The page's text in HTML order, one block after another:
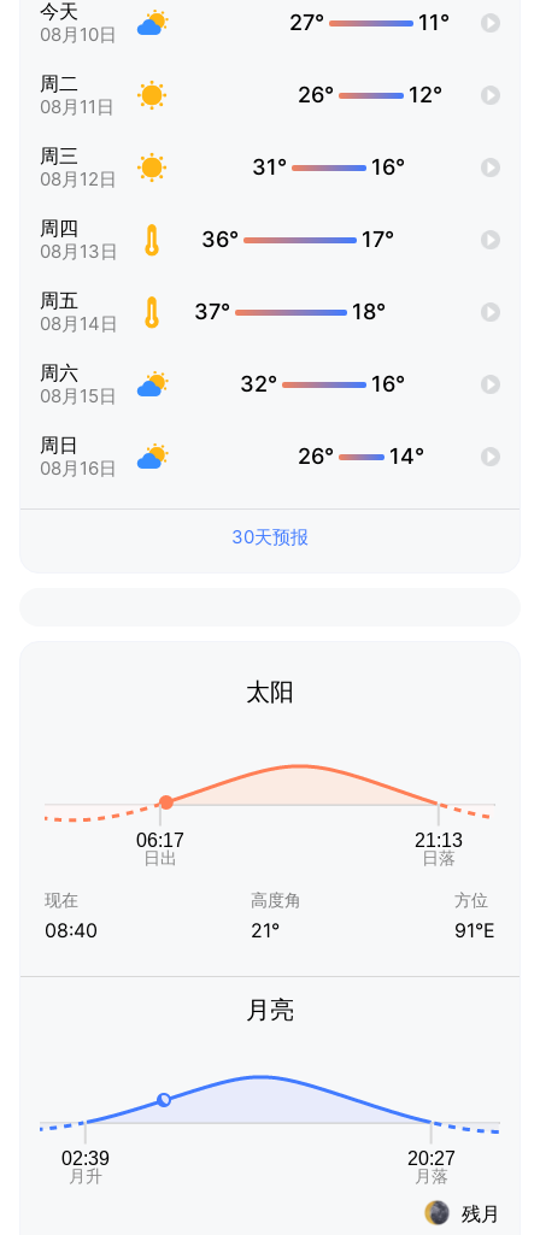
今天
08月10日 27° 11°
周二
08月11日 26° 12°
周三
08月12日 31° 16°
周四
08月13日 36° 17°
周五
08月14日 37° 18°
周六
08月15日 32° 16°
周日
08月16日 26° 14°
30天预报
太阳
现在
08:40
高度角
21°
方位
91°E
月亮
残月